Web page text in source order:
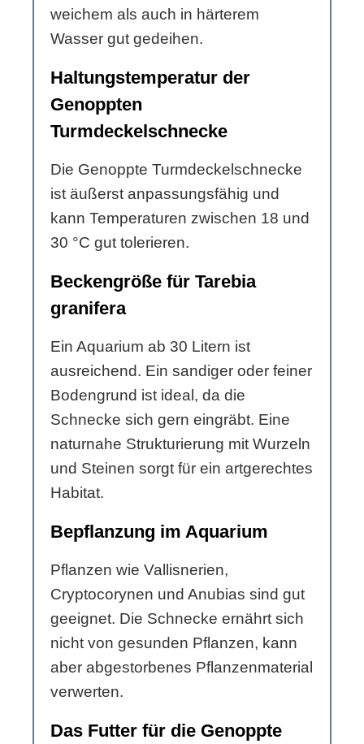
weichem als auch in härterem
Wasser gut gedeihen.
Haltungstemperatur der
Genoppten
Turmdeckelschnecke
Die Genoppte Turmdeckelschnecke
ist äußerst anpassungsfähig und
kann Temperaturen zwischen 18 und
30 °C gut tolerieren.
Beckengröße für Tarebia
granifera
Ein Aquarium ab 30 Litern ist
ausreichend. Ein sandiger oder feiner
Bodengrund ist ideal, da die
Schnecke sich gern eingräbt. Eine
naturnahe Strukturierung mit Wurzeln
und Steinen sorgt für ein artgerechtes
Habitat.
Bepflanzung im Aquarium
Pflanzen wie Vallisnerien,
Cryptocorynen und Anubias sind gut
geeignet. Die Schnecke ernährt sich
nicht von gesunden Pflanzen, kann
aber abgestorbenes Pflanzenmaterial
verwerten.
Das Futter für die Genoppte